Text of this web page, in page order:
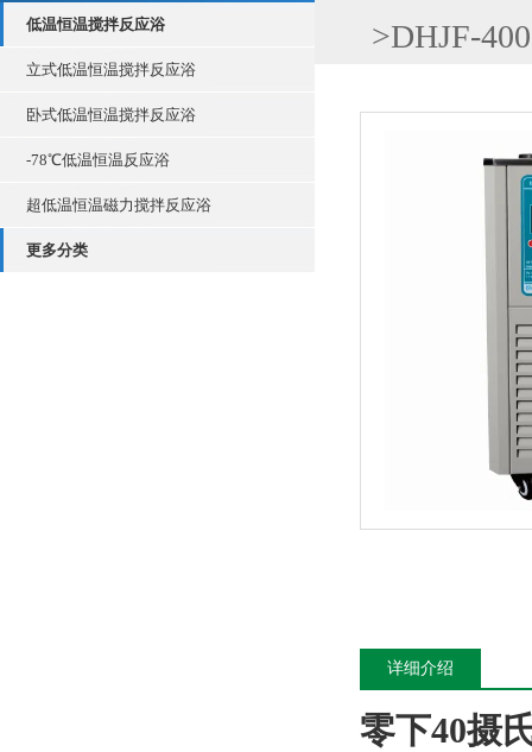
低温恒温搅拌反应浴
立式低温恒温搅拌反应浴
卧式低温恒温搅拌反应浴
-78℃低温恒温反应浴
超低温恒温磁力搅拌反应浴
更多分类
>DHJF-
详细介绍
零下40摄